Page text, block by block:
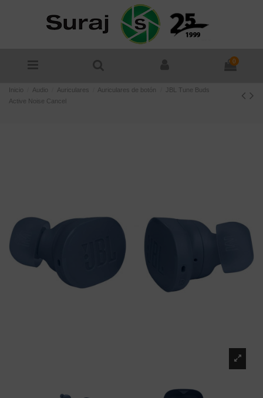
0
Inicio Audio Auriculares Auriculares de botón
JBL Tune Buds
Active Noise Cancel